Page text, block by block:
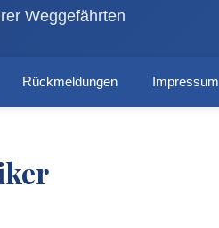
Weggefährten
Rückmeldungen Impressum